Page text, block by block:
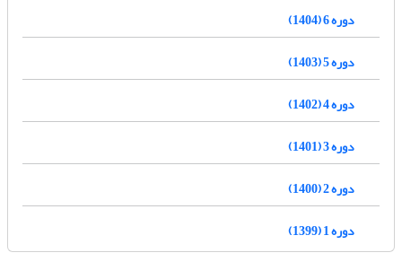
دوره 6 (1404)
دوره 5 (1403)
دوره 4 (1402)
دوره 3 (1401)
دوره 2 (1400)
دوره 1 (1399)